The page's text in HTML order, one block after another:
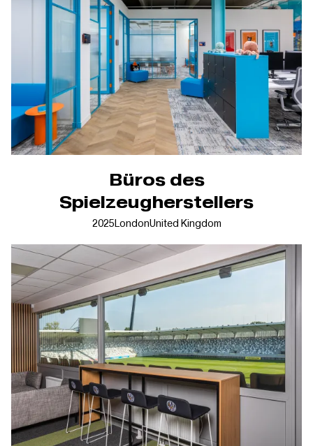
Büros des
Spielzeugherstellers
2025LondonUnited Kingdom